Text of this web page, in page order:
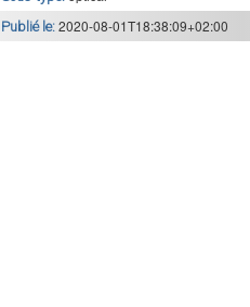
Publié le: 2020-08-01T18:38:09+02:00